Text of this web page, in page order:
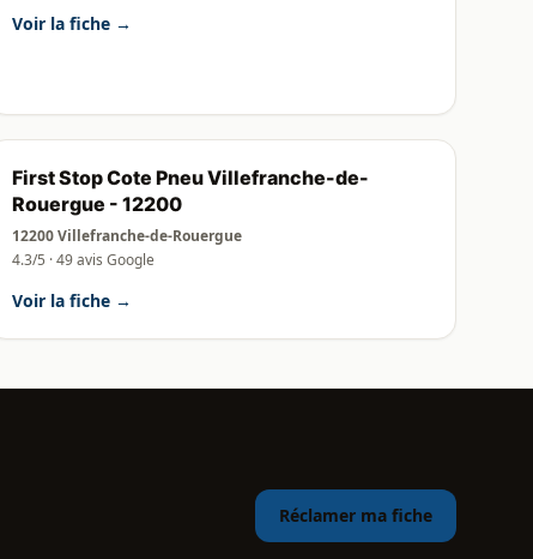
Voir la fiche →
First Stop Cote Pneu Villefranche-de-
Rouergue - 12200
12200 Villefranche-de-Rouergue
4.3/5 · 49 avis Google
Voir la fiche →
Réclamer ma fiche